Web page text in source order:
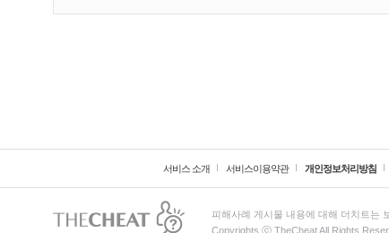
서비스 소개 서비스이용약관 개인정보처리방침
피해사례 게시물 내용에 대해 더치트는
Copyrights ⓒ TheCheat All Rights